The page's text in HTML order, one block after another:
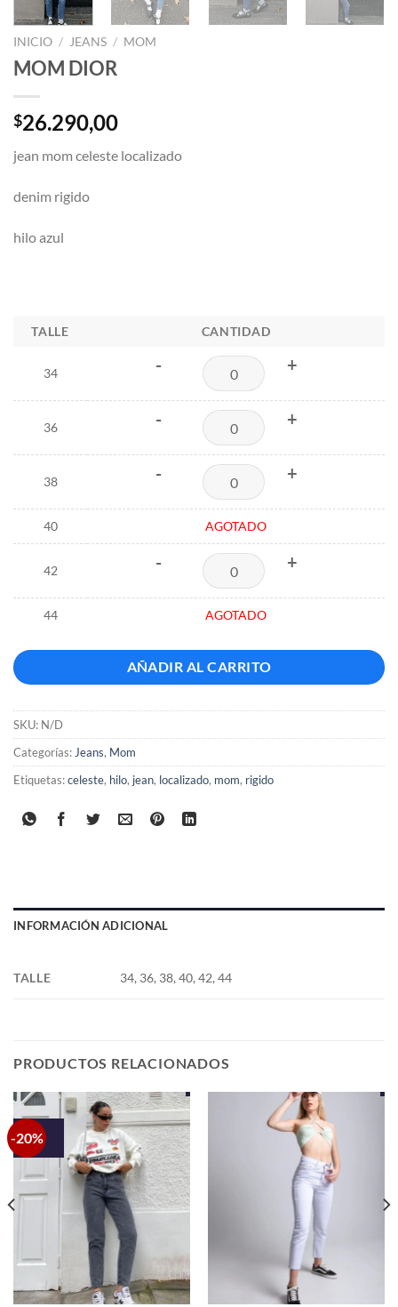
INICIO / JEANS / MOM
MOM DIOR
$26.290,00
jean mom celeste localizado
denim rigido
hilo azul
TALLE CANTIDAD
34 - +
36 - +
38 - +
40 AGOTADO
42 - +
44 AGOTADO
AÑADIR AL CARRITO
SKU: N/D
Categorías:Jeans, Mom
Etiquetas:celeste, hilo, jean, localizado, mom, rigido
INFORMACIÓN ADICIONAL
TALLE 34, 36, 38, 40, 42, 44
PRODUCTOS RELACIONADOS
-20%